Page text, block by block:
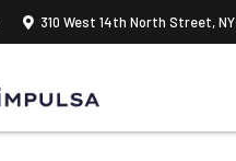
310 West 14th North Street, NY